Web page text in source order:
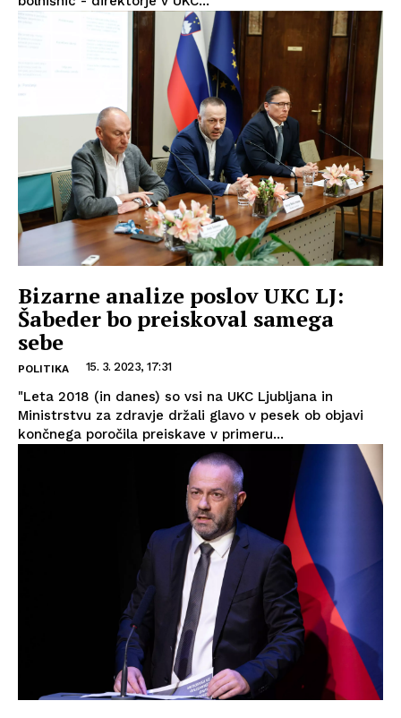
Bizarne analize poslov UKC LJ:
Šabeder bo preiskoval samega
sebe
POLITIKA 15. 3. 2023, 17:31
"Leta 2018 (in danes) so vsi na UKC Ljubljana in
Ministrstvu za zdravje držali glavo v pesek ob objavi
končnega poročila preiskave v primeru...